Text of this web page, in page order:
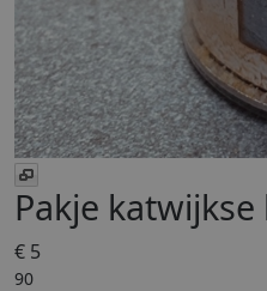
Pakje
€ 5
90